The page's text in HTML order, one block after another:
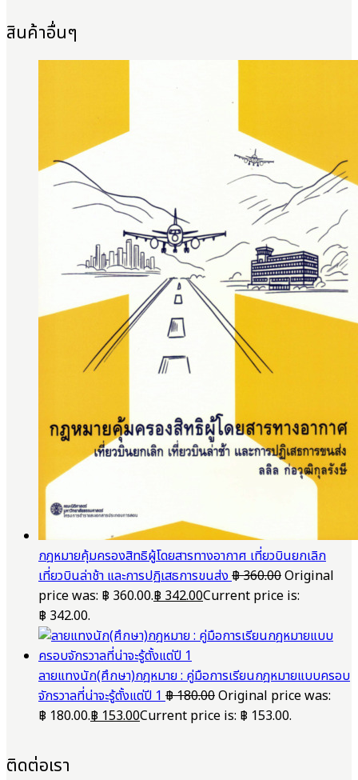
สินค้าอื่นๆ
กฎหมายคุ้มครองสิทธิผู้โดยสารทางอากาศ เที่ยวบินยกเลิก
เที่ยวบินล่าช้า และการปฏิเสธการขนส่ง฿360.00Original
price was: ฿ 360.00.฿342.00Current price is:
฿ 342.00.
ลายแทงนัก(ศึกษา)กฎหมาย : คู่มือการเรียนกฎหมายแบบครอบ
จักรวาลที่น่าจะรู้ตั้งแต่ปี 1฿180.00Original price was:
฿ 180.00.฿153.00Current price is: ฿ 153.00.
ติดต่อเรา